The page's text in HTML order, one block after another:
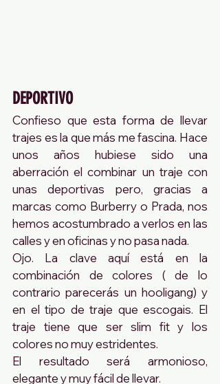
DEPORTIVO
Confieso que esta forma de llevar
trajes es la que más me fascina. Hace
unos años hubiese sido una
aberración el combinar un traje con
unas deportivas pero, gracias a
marcas como Burberry o Prada, nos
hemos acostumbrado a verlos en las
calles y en oficinas y no pasa nada.
Ojo. La clave aquí está en la
combinación de colores ( de lo
contrario parecerás un hooligang) y
en el tipo de traje que escogais. El
traje tiene que ser slim fit y los
colores no muy estridentes.
El resultado será armonioso,
elegante y muy fácil de llevar.